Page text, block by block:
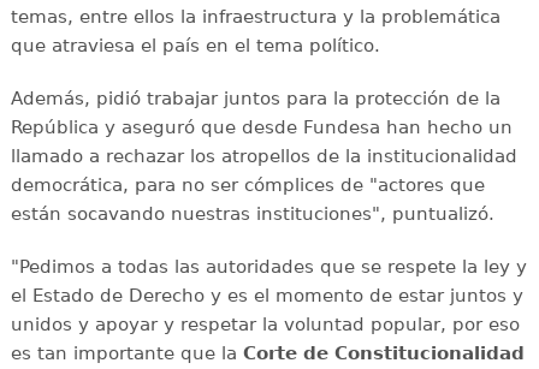
temas, entre ellos la infraestructura y la problemática
que atraviesa el país en el tema político.
Además, pidió trabajar juntos para la protección de la
República y aseguró que desde Fundesa han hecho un
llamado a rechazar los atropellos de la institucionalidad
democrática, para no ser cómplices de "actores que
están socavando nuestras instituciones", puntualizó.
"Pedimos a todas las autoridades que se respete la ley y
el Estado de Derecho y es el momento de estar juntos y
unidos y apoyar y respetar la voluntad popular, por eso
es tan importante que la Corte de Constitucionalidad